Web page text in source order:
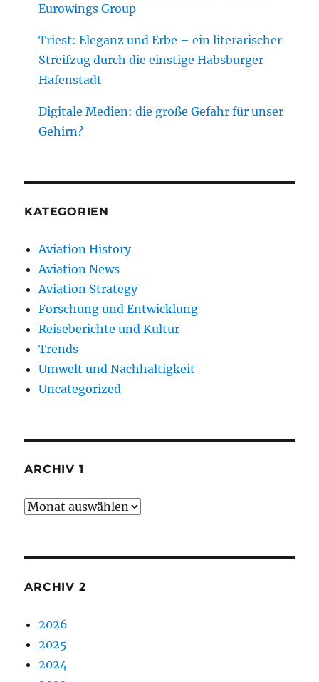
Eurowings Group
Triest: Eleganz und Erbe – ein literarischer
Streifzug durch die einstige Habsburger
Hafenstadt
Digitale Medien: die große Gefahr für unser
Gehirn?
KATEGORIEN
Aviation History
Aviation News
Aviation Strategy
Forschung und Entwicklung
Reiseberichte und Kultur
Trends
Umwelt und Nachhaltigkeit
Uncategorized
ARCHIV 1
Archiv
ARCHIV 2
2026
2025
2024